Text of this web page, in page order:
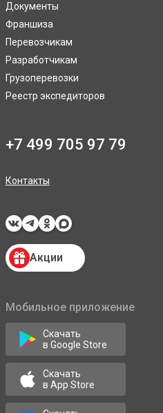
Документы
Франшиза
Перевозчикам
Разработчикам
Грузоперевозки
Реестр экспедиторов
+7 499 705 97 79
Контакты
Акции
Мобильное приложение
Скачать
в Google Store
Скачать
в App Store